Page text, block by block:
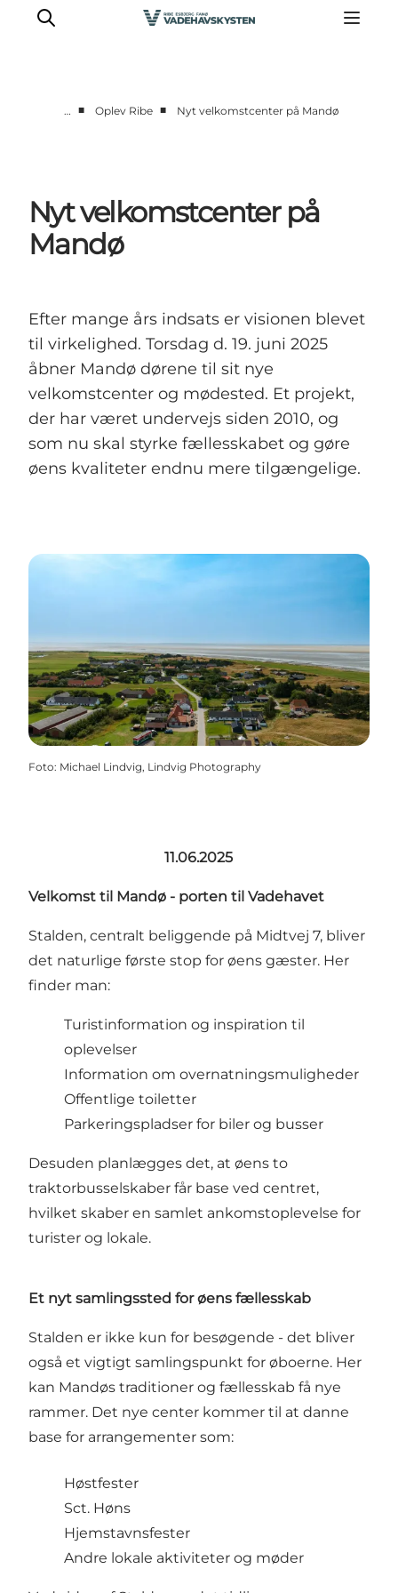
Oplev Fanø
Oplev Mandø
Oplev Vadehavet
… ■ Oplev Ribe ■ Nyt velkomstcenter på Mandø
Nyt velkomstcenter på
Mandø
Efter mange års indsats er visionen blevet
til virkelighed. Torsdag d. 19. juni 2025
åbner Mandø dørene til sit nye
velkomstcenter og mødested. Et projekt,
der har været undervejs siden 2010, og
som nu skal styrke fællesskabet og gøre
øens kvaliteter endnu mere tilgængelige.
Foto: Michael Lindvig, Lindvig Photography
11.06.2025
Velkomst til Mandø - porten til Vadehavet
Stalden, centralt beliggende på Midtvej 7, bliver
det naturlige første stop for øens gæster. Her
finder man:
Turistinformation og inspiration til
oplevelser
Information om overnatningsmuligheder
Offentlige toiletter
Parkeringspladser for biler og busser
Desuden planlægges det, at øens to
traktorbusselskaber får base ved centret,
hvilket skaber en samlet ankomstoplevelse for
turister og lokale.
Et nyt samlingssted for øens fællesskab
Stalden er ikke kun for besøgende - det bliver
også et vigtigt samlingspunkt for øboerne. Her
kan Mandøs traditioner og fællesskab få nye
rammer. Det nye center kommer til at danne
base for arrangementer som:
Høstfester
Sct. Høns
Hjemstavnsfester
Andre lokale aktiviteter og møder